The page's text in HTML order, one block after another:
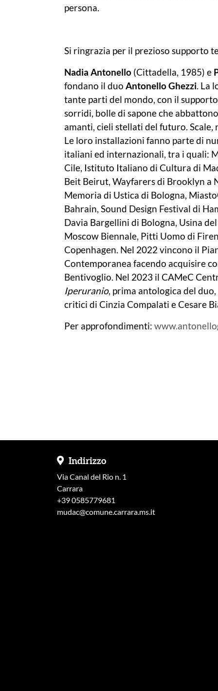
persona.
Si ringrazia per il prezioso supporto
Nadia Antonello (Cittadella, 1985) e
fondano il duo Antonello Ghezzi. La
tante parti del mondo, con il
sorridi, bolle di sapone che
amanti, cieli stellati del futuro. Scale,
Le loro installazioni fanno parte di
italiani ed internazionali, tra i quali:
Cile, Istituto Italiano di Cultura di
Beit Beirut, Wayfarers di Brooklyn a
Memoria di Ustica di Bologna,
Bahrain, Sound Design Festival di
Davia Bargellini di Bologna, Usina
Moscow Biennale, Pitti Uomo di
Copenhagen. Nel 2022 vincono il
Contemporanea facendo acquisire
Bentivoglio. Nel 2023 il CAMeC
Iperuranio, prima antologica del
critici di Cinzia Compalati e Cesare
Per approfondimenti:
Indirizzo
Via Canal del Rio n. 1
Carrara
+39 0585779681
mudac@comune.carrara.ms.it